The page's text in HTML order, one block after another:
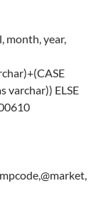
month, year,
varchar)) ELSE